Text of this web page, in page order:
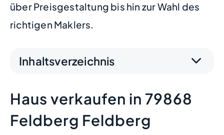
über Preisgestaltung bis hin zur Wahl des
richtigen Maklers.
Inhaltsverzeichnis
Haus verkaufen in 79868
Feldberg Feldberg